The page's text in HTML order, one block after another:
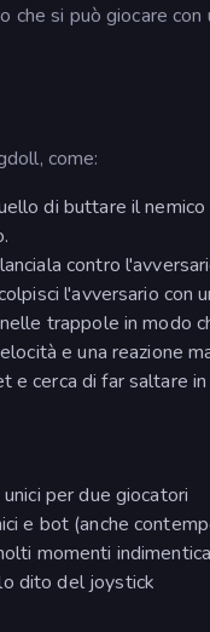
si può giocare
come:
di buttare il nemico
contro
l'avversario con
trappole in modo
e una reazione
e cerca di far saltare
per due giocatori
e bot (anche
momenti
dito del joystick